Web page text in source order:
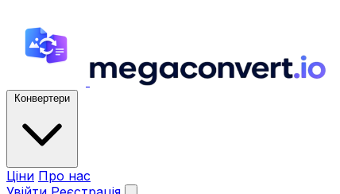
Конвертери
Ціни Про нас